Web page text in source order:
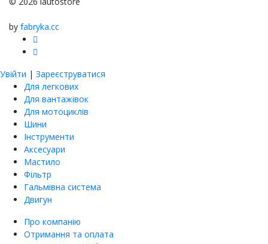
by fabryka.cc
Увійти | Зареєструватися
Для легкових
Для вантажівок
Для мотоциклів
Шини
Інструменти
Аксесуари
Мастило
Фільтр
Гальмівна система
Двигун
Про компанію
Отримання та оплата